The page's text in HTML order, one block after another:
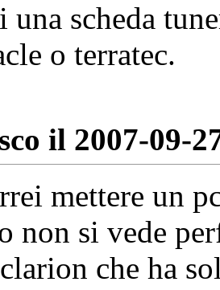
scheda
o terratec.
il 2007-09-
mettere un
non si vede
che ha